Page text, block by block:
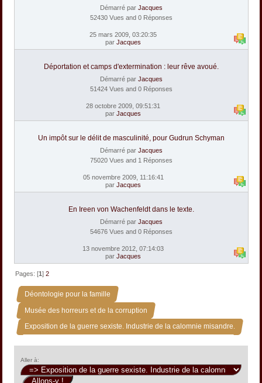
Démarré par Jacques
52430 Vues and 0 Réponses
25 mars 2009, 03:20:35
par Jacques
Déportation et camps d'extermination : leur rêve avoué.
Démarré par Jacques
51424 Vues and 0 Réponses
28 octobre 2009, 09:51:31
par Jacques
Un impôt sur le délit de masculinité, pour Gudrun Schyman
Démarré par Jacques
75020 Vues and 1 Réponses
05 novembre 2009, 11:16:41
par Jacques
En Ireen von Wachenfeldt dans le texte.
Démarré par Jacques
54676 Vues and 0 Réponses
13 novembre 2012, 07:14:03
par Jacques
Pages: [1]2
Déontologie pour la famille »
Musée des horreurs et de la corruption »
Exposition de la guerre sexiste. Industrie de la calomnie misandre.
Aller à: